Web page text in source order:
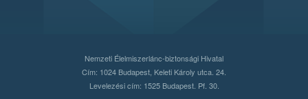
Nemzeti Élelmiszerlánc-biztonsági Hivatal
Cím: 1024 Budapest, Keleti Károly utca. 24.
Levelezési cím: 1525 Budapest. Pf. 30.